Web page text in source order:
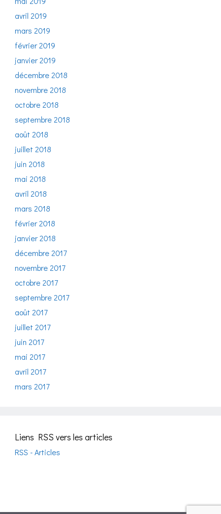
avril 2019
mars 2019
février 2019
janvier 2019
décembre 2018
novembre 2018
octobre 2018
septembre 2018
août 2018
juillet 2018
juin 2018
mai 2018
avril 2018
mars 2018
février 2018
janvier 2018
décembre 2017
novembre 2017
octobre 2017
septembre 2017
août 2017
juillet 2017
juin 2017
mai 2017
avril 2017
mars 2017
Liens RSS vers les articles
RSS - Articles